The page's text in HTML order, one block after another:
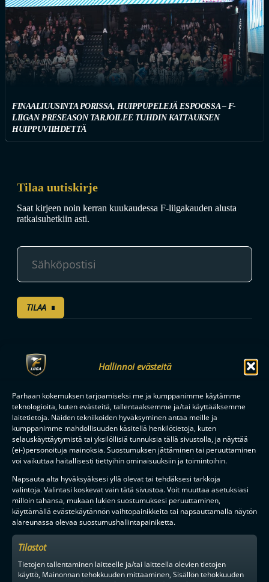
Hallinnoi evästeitä
Parhaan kokemuksen tarjoamiseksi me ja kumppanimme käytämme
teknologioita, kuten evästeitä, tallentaaksemme ja/tai käyttääksemme
laitetietoja. Näiden tekniikoiden hyväksyminen antaa meille ja
kumppanimme mahdollisuuden käsitellä henkilötietoja, kuten
selauskäyttäytymistä tai yksilöllisiä tunnuksia tällä sivustolla, ja näyttää
(ei-)personoituja mainoksia. Suostumuksen jättäminen tai peruuttaminen
voi vaikuttaa haitallisesti tiettyihin ominaisuuksiin ja toimintoihin.
Napsauta alta hyväksyäksesi yllä olevat tai tehdäksesi tarkkoja
valintoja. Valintasi koskevat vain tätä sivustoa. Voit muuttaa asetuksiasi
milloin tahansa, mukaan lukien suostumuksesi peruuttaminen,
käyttämällä evästekäytännön vaihtopainikkeita tai napsauttamalla näytön
alareunassa olevaa suostumushallintapainiketta.
Tilastot
Tietojen tallentaminen laitteelle ja/tai laitteella olevien tietojen
käyttö, Mainonnan tehokkuuden mittaaminen, Sisällön tehokkuuden
FINAALIUUSINTA PORISSA, HUIPPUPELEJÄ ESPOOSSA – F-
LIIGAN PRESEASON TARJOILEE TUHDIN KATTAUKSEN
HUIPPUVIIHDETTÄ
Tilaa uutiskirje
Saat kirjeen noin kerran kuukaudessa F-liigakauden alusta
ratkaisuhetkiin asti.
TILAA